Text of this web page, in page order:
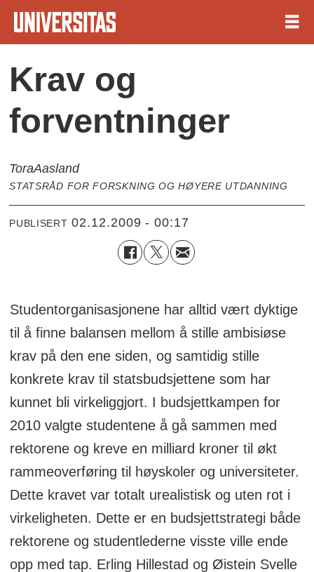
Krav og
forventninger
ToraAasland
STATSRÅD FOR FORSKNING OG HØYERE UTDANNING
PUBLISERT 02.12.2009 - 00:17
Studentorganisasjonene har alltid vært dyktige
til å finne balansen mellom å stille ambisiøse
krav på den ene siden, og samtidig stille
konkrete krav til statsbudsjettene som har
kunnet bli virkeliggjort. I budsjettkampen for
2010 valgte studentene å gå sammen med
rektorene og kreve en milliard kroner til økt
rammeoverføring til høyskoler og universiteter.
Dette kravet var totalt urealistisk og uten rot i
virkeligheten. Dette er en budsjettstrategi både
rektorene og studentlederne visste ville ende
opp med tap. Erling Hillestad og Øistein Svelle